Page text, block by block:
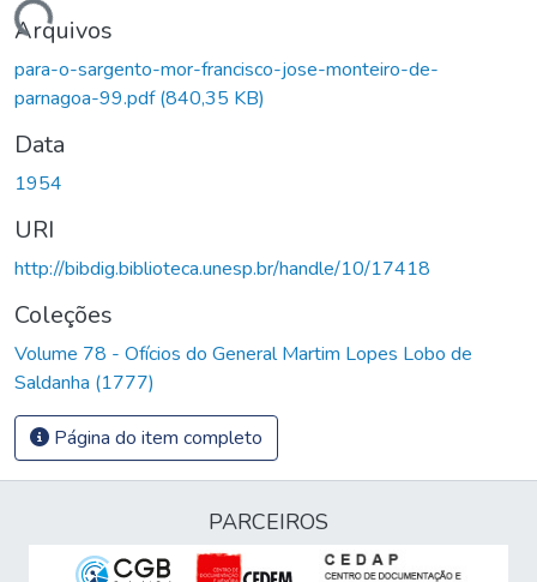
Carregando...
Arquivos
para-o-sargento-mor-francisco-jose-monteiro-de-
parnagoa-99.pdf(840,35 KB)
Data
1954
URI
http://bibdig.biblioteca.unesp.br/handle/10/17418
Coleções
Volume 78 - Ofícios do General Martim Lopes Lobo de
Saldanha (1777)
Página do item completo
PARCEIROS